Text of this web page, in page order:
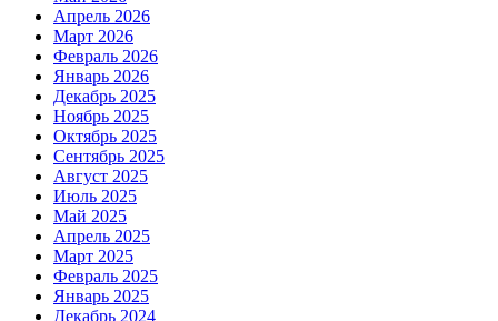
Апрель 2026
Март 2026
Февраль 2026
Январь 2026
Декабрь 2025
Ноябрь 2025
Октябрь 2025
Сентябрь 2025
Август 2025
Июль 2025
Май 2025
Апрель 2025
Март 2025
Февраль 2025
Январь 2025
Декабрь 2024